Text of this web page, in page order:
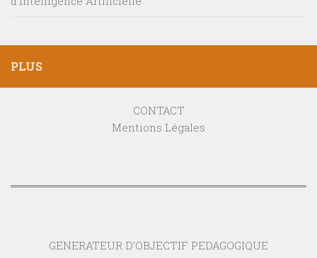
PLUS
CONTACT
Mentions Légales
GENERATEUR D'OBJECTIF PEDAGOGIQUE